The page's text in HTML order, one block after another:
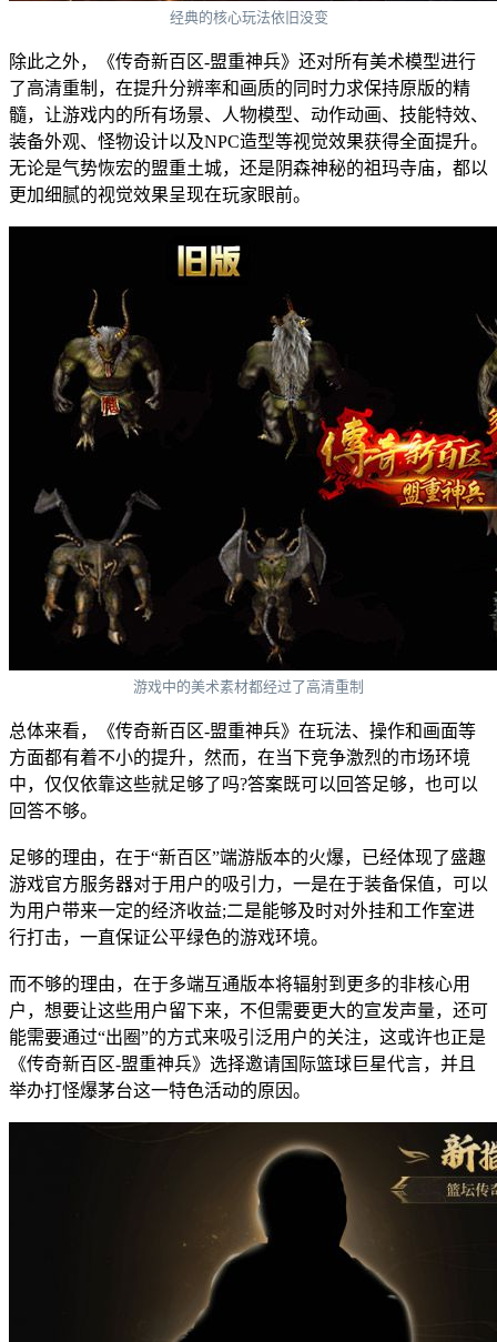
经典的核心玩法依旧没变
除此之外，《传奇新百区-盟重神兵》还对所有美术模型进行
了高清重制，在提升分辨率和画质的同时力求保持原版的精
髓，让游戏内的所有场景、人物模型、动作动画、技能特效、
装备外观、怪物设计以及NPC造型等视觉效果获得全面提升。
无论是气势恢宏的盟重土城，还是阴森神秘的祖玛寺庙，都以
更加细腻的视觉效果呈现在玩家眼前。
游戏中的美术素材都经过了高清重制
总体来看，《传奇新百区-盟重神兵》在玩法、操作和画面等
方面都有着不小的提升，然而，在当下竞争激烈的市场环境
中，仅仅依靠这些就足够了吗?答案既可以回答足够，也可以
回答不够。
足够的理由，在于“新百区”端游版本的火爆，已经体现了盛趣
游戏官方服务器对于用户的吸引力，一是在于装备保值，可以
为用户带来一定的经济收益;二是能够及时对外挂和工作室进
行打击，一直保证公平绿色的游戏环境。
而不够的理由，在于多端互通版本将辐射到更多的非核心用
户，想要让这些用户留下来，不但需要更大的宣发声量，还可
能需要通过“出圈”的方式来吸引泛用户的关注，这或许也正是
《传奇新百区-盟重神兵》选择邀请国际篮球巨星代言，并且
举办打怪爆茅台这一特色活动的原因。